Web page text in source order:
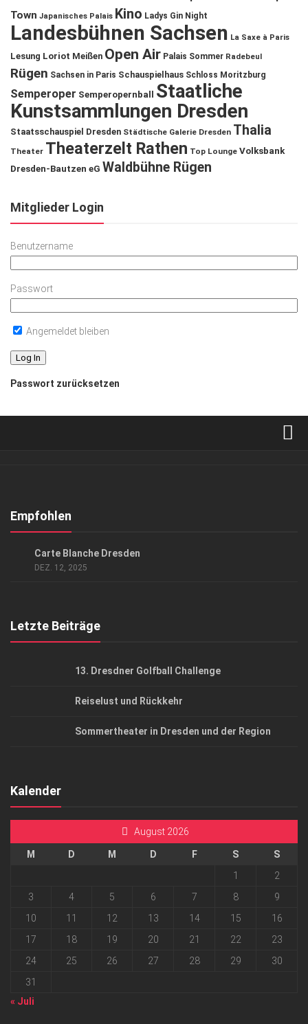
Town Japanisches Palais Kino Ladys Gin Night
Landesbühnen Sachsen La Saxe à Paris
Lesung Loriot Meißen Open Air Palais Sommer Radebeul
Rügen Sachsen in Paris Schauspielhaus Schloss Moritzburg
Semperoper Semperopernball
Staatliche
Kunstsammlungen Dresden
Staatsschauspiel Dresden Städtische Galerie Dresden Thalia
Theater Theaterzelt Rathen Top Lounge Volksbank
Dresden-Bautzen eG Waldbühne Rügen
Mitglieder Login
Benutzername
Passwort
Angemeldet bleiben
Passwort zurücksetzen
Kontakt, Impressum
Empfohlen
Carte Blanche Dresden
DEZ. 12, 2025
Letzte Beiträge
13. Dresdner Golfball Challenge
Reiselust und Rückkehr
Sommertheater in Dresden und der Region
Kalender
August 2026
M D M D F S
S
1
2
3
4 5 6 7 8
9
10
11 12 13 14 15
16
17
18 19 20 21 22
23
24
25 26 27 28 29
30
31
« Juli